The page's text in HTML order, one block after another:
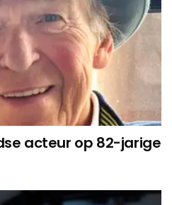
acteur op 82-jarige